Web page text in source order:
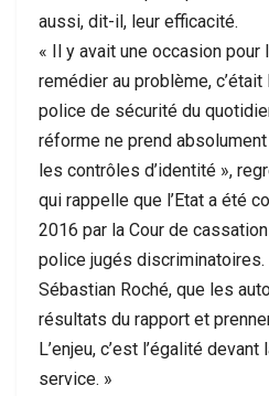
aussi, dit-il, leur efficacité.
« Il y avait une occasion
remédier au problème,
police de sécurité du
réforme ne prend
les contrôles d’identité »,
qui rappelle que l’Etat a été
2016 par la Cour de
police jugés
Sébastian Roché, que les
résultats du rapport et
L’enjeu, c’est l’égalité
service. »